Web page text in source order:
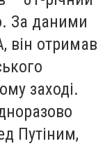
За даними
він отримав
заході.
Путіним,